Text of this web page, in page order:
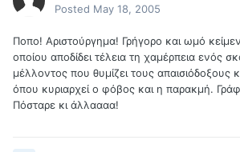
Posted May 18, 2005
Ποπο! Αριστούργημα! Γρήγορο και ωμό
οποίου αποδίδει τέλεια τη χαμέρπεια ενός
μέλλοντος που θυμίζει τους απαισιόδοξους
όπου κυριαρχεί ο φόβος και η παρακμή.
Πόσταρε κι άλλαααα!